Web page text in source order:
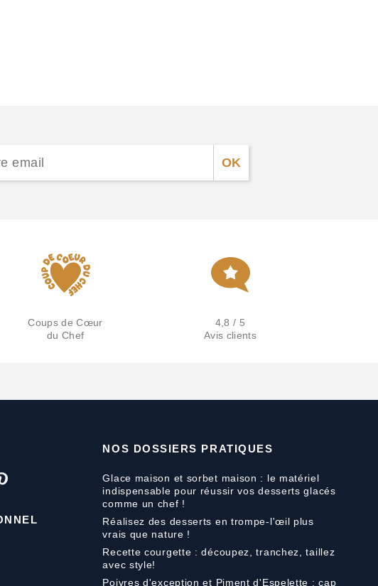
Coups de Cœur
du Chef
4,8 / 5
Avis clients
NOS DOSSIERS PRATIQUES
Glace maison et sorbet maison : le matériel
indispensable pour réussir vos desserts glacés
comme un chef !
Réalisez des desserts en trompe-l'œil plus
vrais que nature !
Recette courgette : découpez, tranchez, taillez
avec style!
Poivres d'exception et Piment d'Espelette : cap